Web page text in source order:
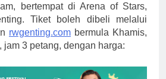
bertempat di Arena of Stars,
Tiket boleh dibeli melalui
rwgenting.com bermula Khamis,
jam 3 petang, dengan harga: